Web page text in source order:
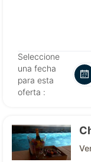
Seleccione
una fecha
para esta
oferta :